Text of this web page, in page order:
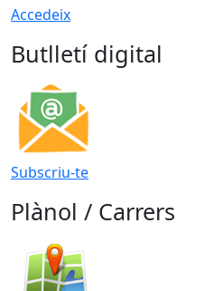
Accedeix
Butlletí digital
Subscriu-te
Plànol / Carrers